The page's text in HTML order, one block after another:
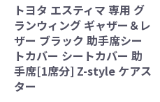
トヨタ エスティマ 専用 グ
ランウィング ギャザー＆レ
ザー ブラック 助手席シー
トカバー シートカバー 助
手席[1席分] Z-style ケアス
ター